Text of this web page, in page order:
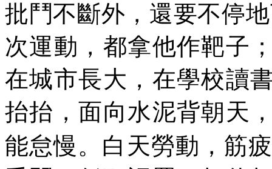
批鬥不斷外，還要不停
次運動，都拿他作靶子
在城市長大，在學校讀
抬抬，面向水泥背朝天
能怠慢。白天勞動，筋